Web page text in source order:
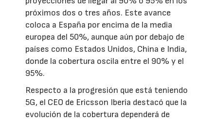
próximos dos o tres años. Este avance
coloca a España por encima de la media
europea del 50%, aunque aún por debajo de
países como Estados Unidos, China e India,
donde la cobertura oscila entre el 90% y el
95%.
Respecto a la progresión que está teniendo
5G, el CEO de Ericsson Iberia destacó que la
evolución de la cobertura dependerá de